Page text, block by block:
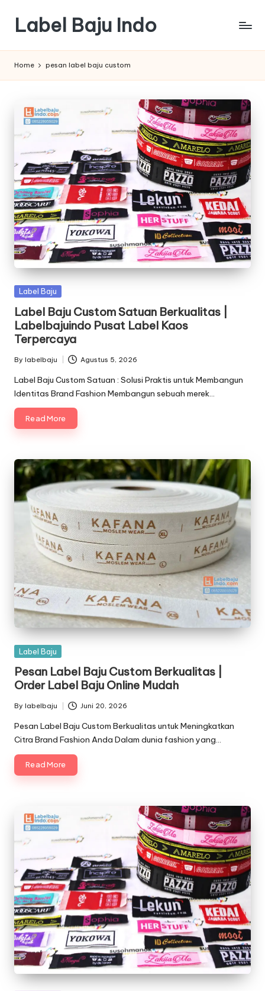
content
Label Baju Indo
Home pesan label baju custom
Posted
Label Baju
Label Baju Custom Satuan Berkualitas |
Labelbajuindo Pusat Label Kaos
Terpercaya
Posted
by
By labelbaju Agustus 5, 2026
Label Baju Custom Satuan : Solusi Praktis untuk Membangun
Identitas Brand Fashion Membangun sebuah merek…
Read More
Posted
Label Baju
Pesan Label Baju Custom Berkualitas |
Order Label Baju Online Mudah
Posted
by
By labelbaju Juni 20, 2026
Pesan Label Baju Custom Berkualitas untuk Meningkatkan
Citra Brand Fashion Anda Dalam dunia fashion yang…
Read More